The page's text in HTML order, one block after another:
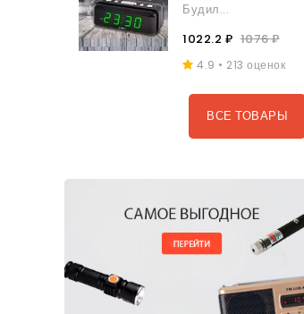
Будил...
1022.2 ₽ 1076 ₽
4.9 • 213 оценок
ВСЕ ТОВАРЫ